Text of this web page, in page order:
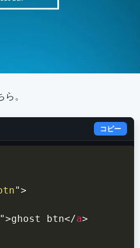
ら。
コピー
">
">ghost btn</a>